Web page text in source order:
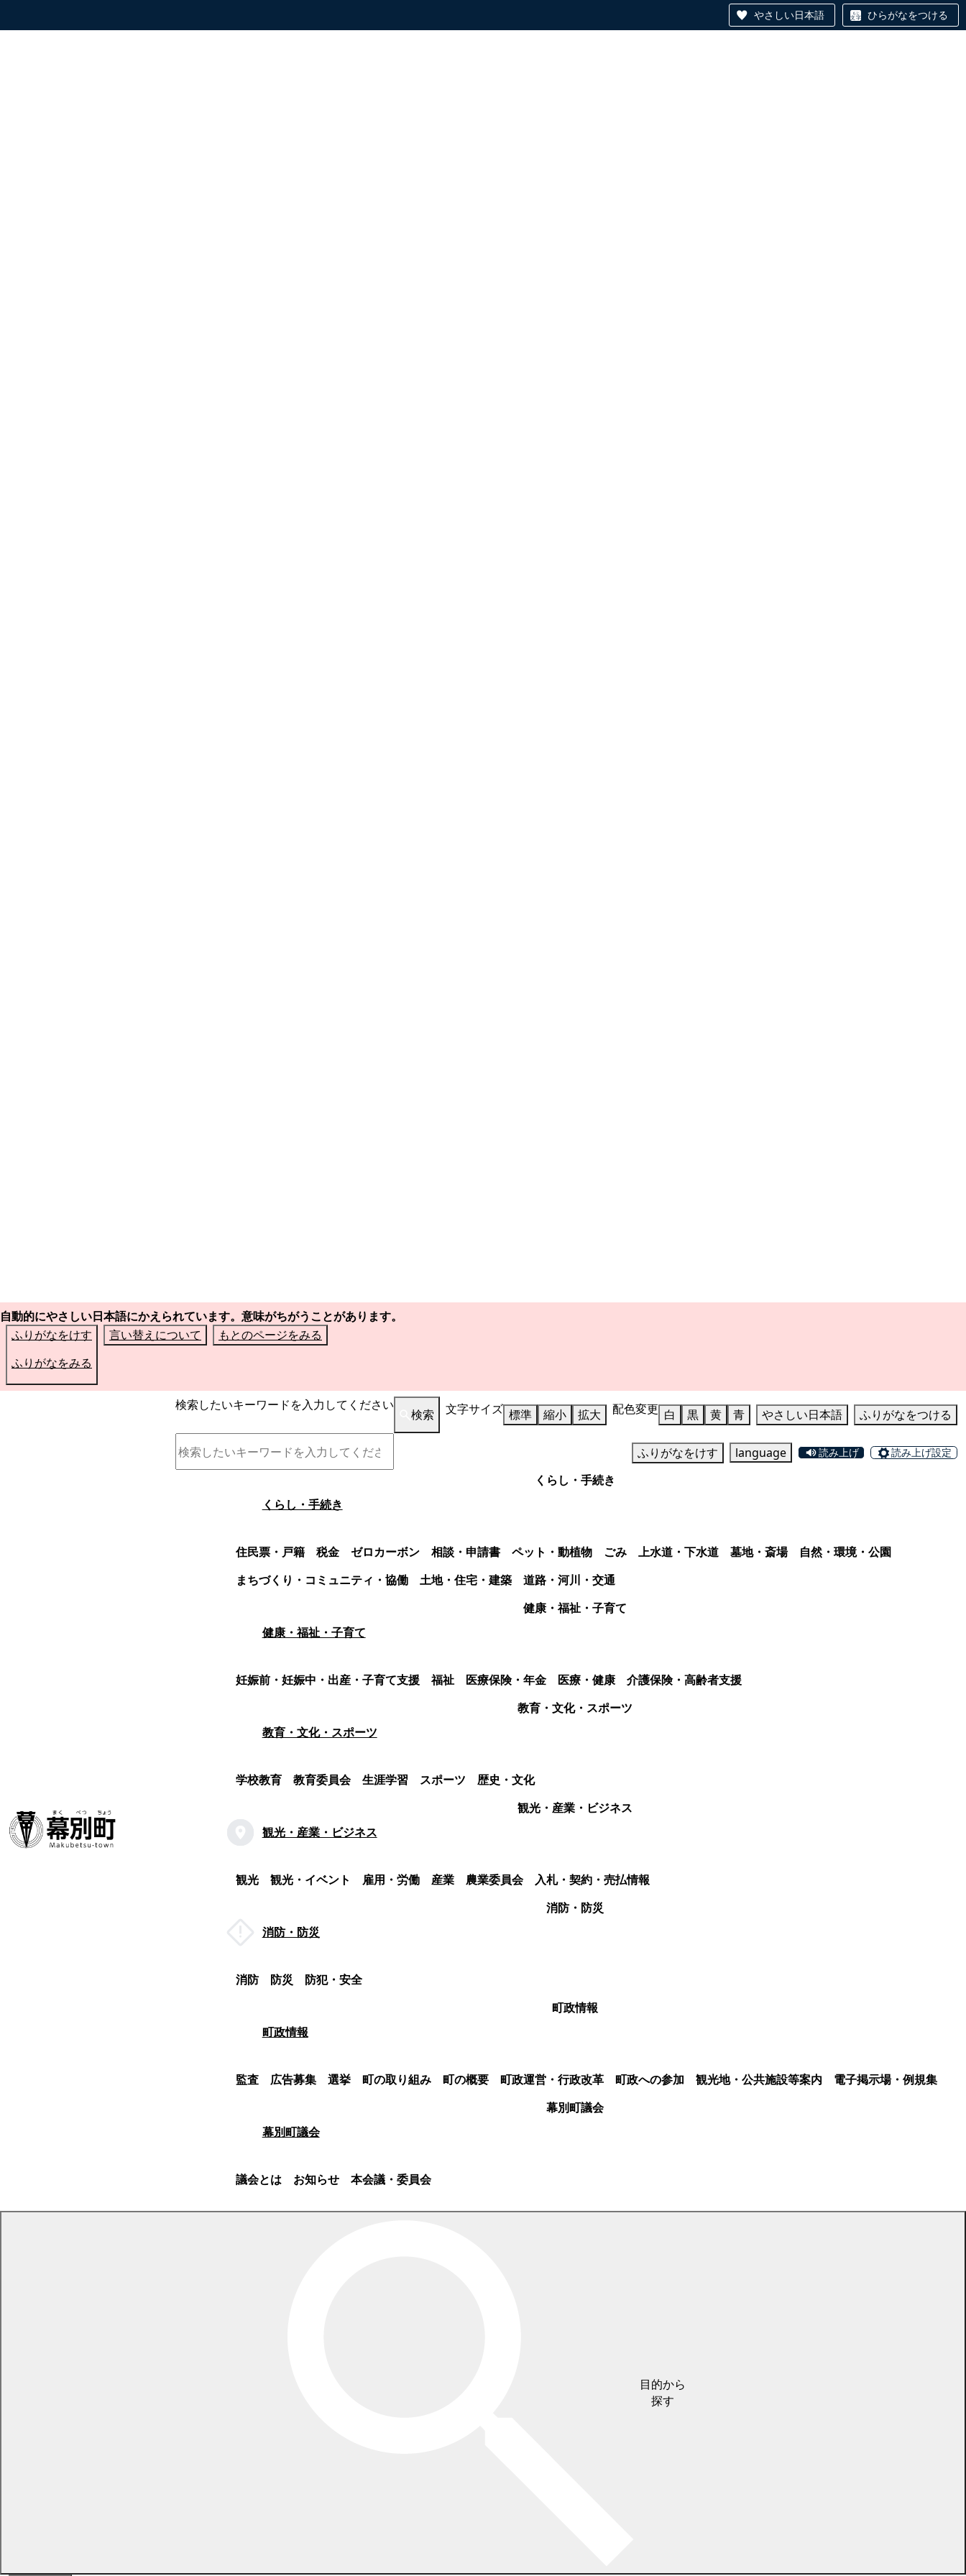
やさしい日本語 ひらがなをつける
自動的にやさしい日本語にかえられています。意味がちがうことがあります。
ふりがなをけす
ふりがなをみる
言い替えについて もとのページをみる
検索したいキーワードを入力してください
検索 文字サイズ 標準 縮小 拡大 配色変更 白 黒 黄 青 やさしい日本語 ふりがなをつける
ふりがなをけす language 読み上げ 読み上げ設定
くらし・手続き
くらし・手続き
住民票・戸籍 税金 ゼロカーボン 相談・申請書 ペット・動植物 ごみ 上水道・下水道 墓地・斎場
自然・環境・公園
まちづくり・コミュニティ・協働
土地・住宅・建築
道路・河川・交通
健康・福祉・子育て
健康・福祉・子育て
妊娠前・妊娠中・出産・子育て支援 福祉 医療保険・年金 医療・健康
介護保険・高齢者支援
教育・文化・スポーツ
教育・文化・スポーツ
学校教育 教育委員会 生涯学習 スポーツ
歴史・文化
観光・産業・ビジネス
観光・産業・ビジネス
観光 観光・イベント 雇用・労働 産業 農業委員会
入札・契約・売払情報
消防・防災
消防・防災
消防 防災
防犯・安全
町政情報
町政情報
監査 広告募集 選挙 町の取り組み 町の概要 町政運営・行政改革 町政への参加 観光地・公共施設等案内
電子掲示場・例規集
幕別町議会
幕別町議会
議会とは お知らせ 本会議・委員会
目的から
探す